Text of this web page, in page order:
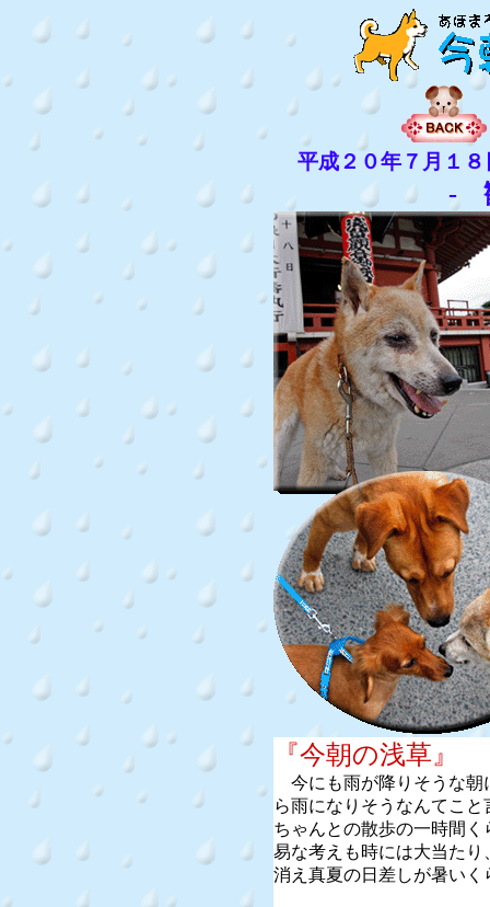
平成２０年７月１８
-
『今朝の浅草』
今にも雨が降りそうな朝
ら雨になりそうなんてこ
ちゃんとの散歩の一時間
易な考えも時には大当た
消え真夏の日差しが暑い